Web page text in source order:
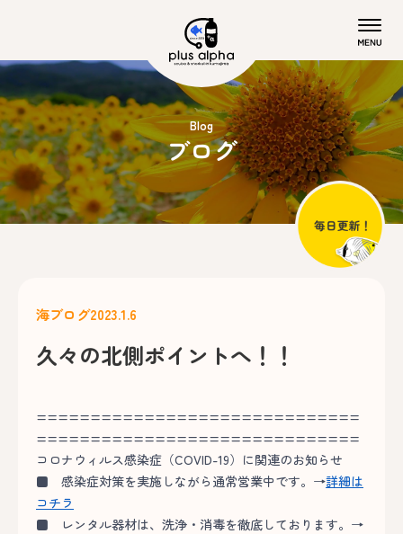
Blog
ブログ
海ブログ2023.1.6
久々の北側ポイントへ！！
==============================
==============================
コロナウィルス感染症（COVID-19）に関連のお知らせ
■ 感染症対策を実施しながら通常営業中です。→詳細は
コチラ
■ レンタル器材は、洗浄・消毒を徹底しております。→